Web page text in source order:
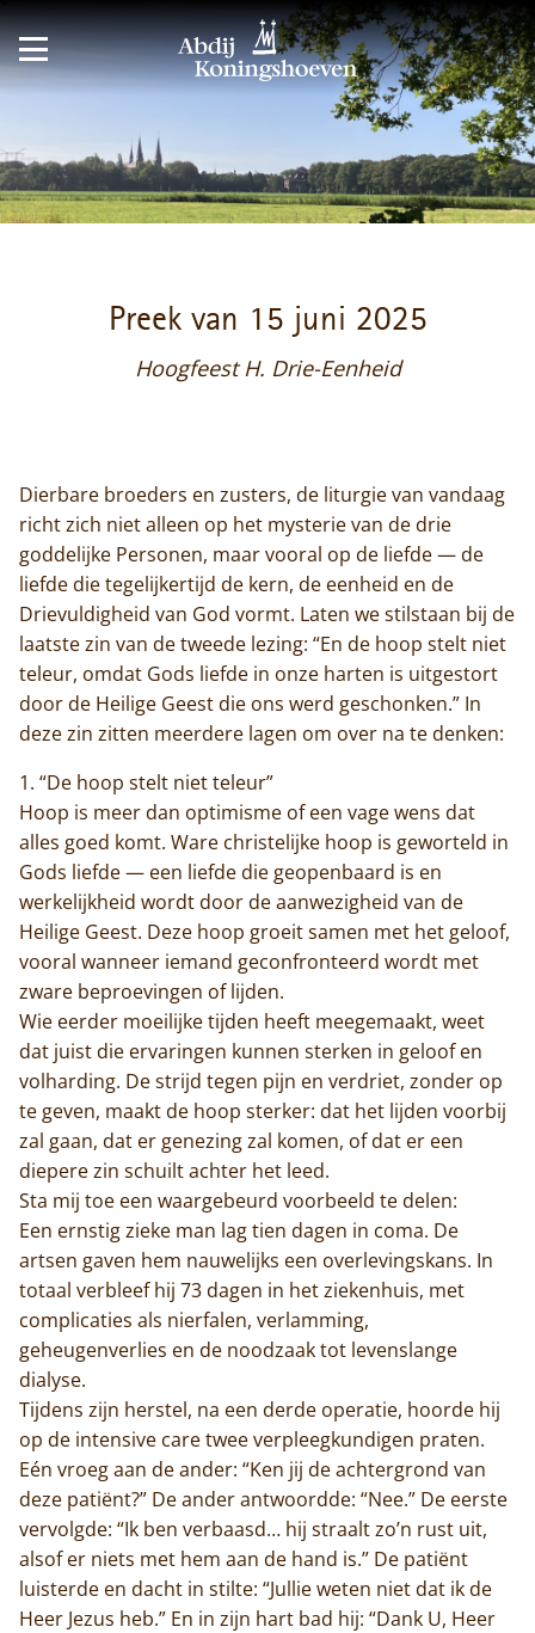
Preek van 15 juni 2025
Hoogfeest H. Drie-Eenheid
Dierbare broeders en zusters, de liturgie van vandaag
richt zich niet alleen op het mysterie van de drie
goddelijke Personen, maar vooral op de liefde — de
liefde die tegelijkertijd de kern, de eenheid en de
Drievuldigheid van God vormt. Laten we stilstaan bij de
laatste zin van de tweede lezing: “En de hoop stelt niet
teleur, omdat Gods liefde in onze harten is uitgestort
door de Heilige Geest die ons werd geschonken.” In
deze zin zitten meerdere lagen om over na te denken:
1.⁠ ⁠“De hoop stelt niet teleur”
Hoop is meer dan optimisme of een vage wens dat
alles goed komt. Ware christelijke hoop is geworteld in
Gods liefde — een liefde die geopenbaard is en
werkelijkheid wordt door de aanwezigheid van de
Heilige Geest. Deze hoop groeit samen met het geloof,
vooral wanneer iemand geconfronteerd wordt met
zware beproevingen of lijden.
Wie eerder moeilijke tijden heeft meegemaakt, weet
dat juist die ervaringen kunnen sterken in geloof en
volharding. De strijd tegen pijn en verdriet, zonder op
te geven, maakt de hoop sterker: dat het lijden voorbij
zal gaan, dat er genezing zal komen, of dat er een
diepere zin schuilt achter het leed.
Sta mij toe een waargebeurd voorbeeld te delen:
Een ernstig zieke man lag tien dagen in coma. De
artsen gaven hem nauwelijks een overlevingskans. In
totaal verbleef hij 73 dagen in het ziekenhuis, met
complicaties als nierfalen, verlamming,
geheugenverlies en de noodzaak tot levenslange
dialyse.
Tijdens zijn herstel, na een derde operatie, hoorde hij
op de intensive care twee verpleegkundigen praten.
Eén vroeg aan de ander: “Ken jij de achtergrond van
deze patiënt?” De ander antwoordde: “Nee.” De eerste
vervolgde: “Ik ben verbaasd… hij straalt zo’n rust uit,
alsof er niets met hem aan de hand is.” De patiënt
luisterde en dacht in stilte: “Jullie weten niet dat ik de
Heer Jezus heb.” En in zijn hart bad hij: “Dank U, Heer